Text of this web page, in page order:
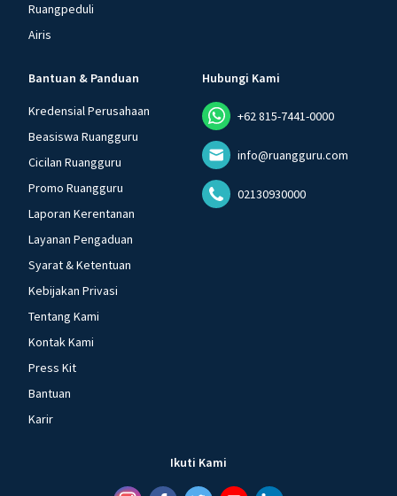
Ruangpeduli
Airis
Bantuan & Panduan
Kredensial Perusahaan
Beasiswa Ruangguru
Cicilan Ruangguru
Promo Ruangguru
Laporan Kerentanan
Layanan Pengaduan
Syarat & Ketentuan
Kebijakan Privasi
Tentang Kami
Kontak Kami
Press Kit
Bantuan
Karir
Hubungi Kami
+62 815-7441-0000
info@ruangguru.com
02130930000
Ikuti Kami